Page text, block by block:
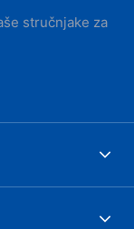
stručnjake za